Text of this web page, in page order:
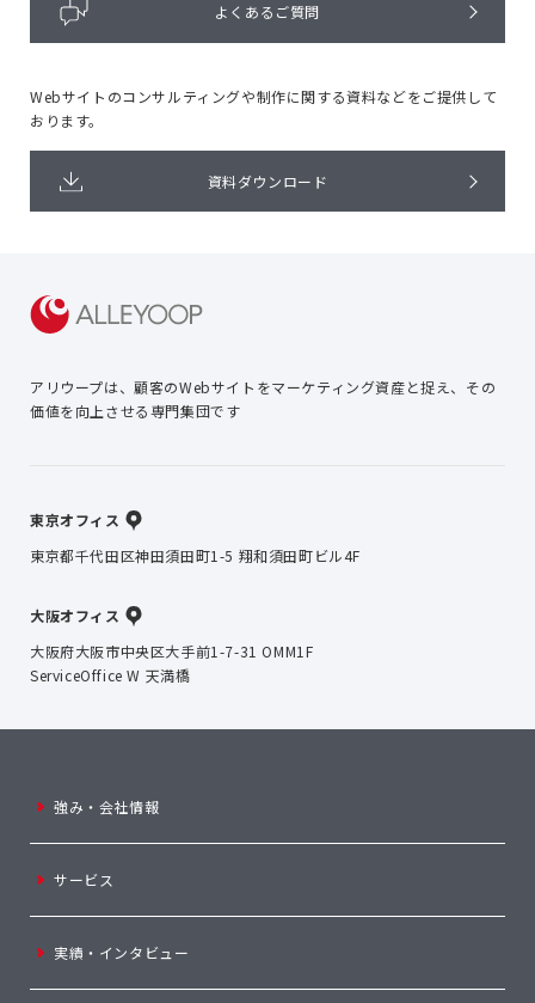
よくあるご質問
Webサイトのコンサルティングや制作に関する資料などをご提供して
おります。
資料ダウンロード
アリウープは、顧客のWebサイトをマーケティング資産と捉え、 その
価値を向上させる専門集団です
東京オフィス
東京都千代田区神田須田町1-5 翔和須田町ビル4F
大阪オフィス
大阪府大阪市中央区大手前1-7-31 OMM1F
ServiceOffice W 天満橋
強み・会社情報
サービス
実績・インタビュー